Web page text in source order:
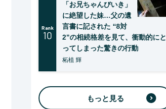
Rank
10
「お兄ちゃんびいき」
に絶望した妹…父の遺
言書に記された “8対
2”の相続格差を見て、衝動的にと
ってしまった驚きの行動
柘植 輝
もっと見る